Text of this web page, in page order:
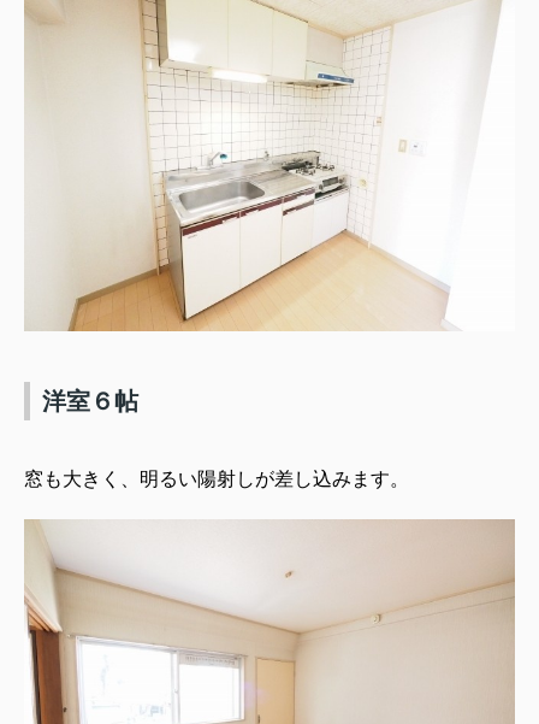
洋室６帖
窓も大きく、明るい陽射しが差し込みます。